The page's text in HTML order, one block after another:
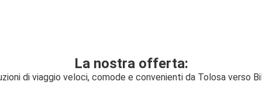
La nostra offerta:
di viaggio veloci, comode e convenienti da Tolosa verso